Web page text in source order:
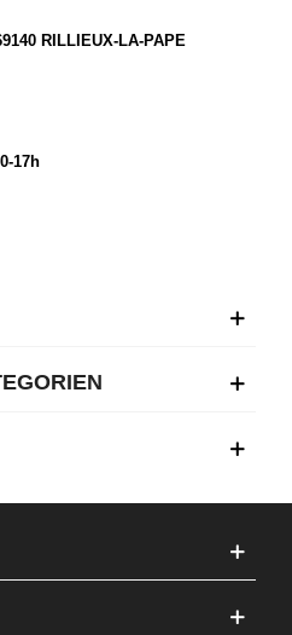
RILLIEUX-LA-PAPE
17h